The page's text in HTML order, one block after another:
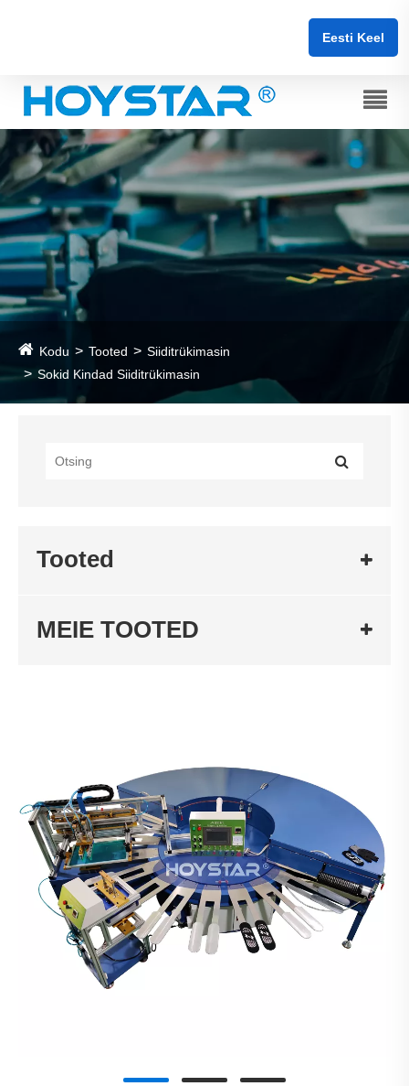
Eesti Keel
Kodu Tooted
Siiditrükimasin
Sokid Kindad Siiditrükimasin
Tooted
MEIE TOOTED